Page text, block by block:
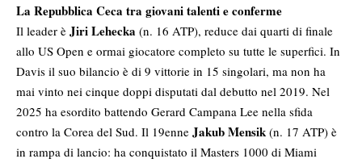
La Repubblica Ceca tra giovani talenti e conferme
Il leader è Jiri Lehecka (n. 16 ATP), reduce dai quarti di finale
allo US Open e ormai giocatore completo su tutte le superfici. In
Davis il suo bilancio è di 9 vittorie in 15 singolari, ma non ha
mai vinto nei cinque doppi disputati dal debutto nel 2019. Nel
2025 ha esordito battendo Gerard Campana Lee nella sfida
contro la Corea del Sud. Il 19enne Jakub Mensik (n. 17 ATP) è
in rampa di lancio: ha conquistato il Masters 1000 di Miami